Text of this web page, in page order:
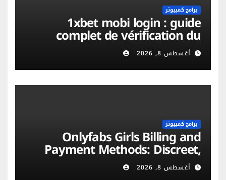
برامج كمبيوتر
1xbet mobi login : guide
complet de vérification du
compte et sécurité mobile
أغسطس 8, 2026
برامج كمبيوتر
Onlyfabs Girls Billing and
Payment Methods: Discreet,
Secure & Flexible Options
أغسطس 8, 2026